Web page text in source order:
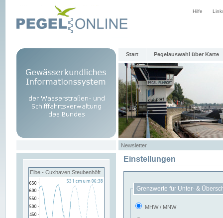
Hilfe
Start Pegelauswahl über Karte
Newsletter
Elbe - Cuxhaven Steubenhöft
Einstellungen
Grenzwerte für Unter- &
MHW / MNW